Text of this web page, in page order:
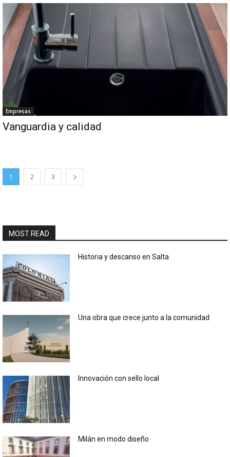
Empresas
Vanguardia y calidad
1 2 3
MOST READ
Historia y descanso en Salta
Una obra que crece junto a la comunidad
Innovación con sello local
Milán en modo diseño